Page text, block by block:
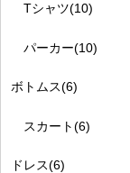
Tシャツ(10)
パーカー(10)
ボトムス(6)
スカート(6)
ドレス(6)